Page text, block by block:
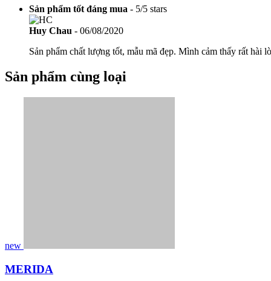
Sản phẩm tốt đáng mua - 5/5 stars
Huy Chau - 06/08/2020
Sản phẩm chất lượng tốt, mẫu mã đẹp. Mình cảm thấy rất hài
Sản phẩm cùng loại
new
MERIDA